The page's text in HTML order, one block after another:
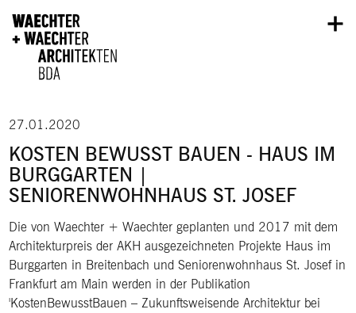
27.01.2020
KOSTEN BEWUSST BAUEN - HAUS IM
BURGGARTEN |
SENIORENWOHNHAUS ST. JOSEF
Die von Waechter + Waechter geplanten und 2017 mit dem
Architekturpreis der AKH ausgezeichneten Projekte Haus im
Burggarten in Breitenbach und Seniorenwohnhaus St. Josef in
Frankfurt am Main werden in der Publikation
'KostenBewusstBauen – Zukunftsweisende Architektur bei